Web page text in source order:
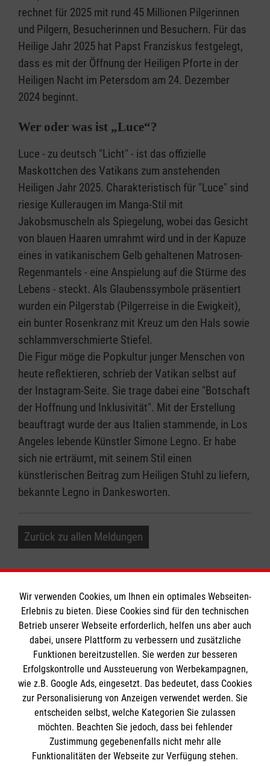
rechnet für 2025 mit rund 45 Millionen Pilgerinnen
und Pilgern, Besucherinnen und Besuchern. Für das
Heilige Jahr 2025 hat Papst Franziskus festgelegt,
dass es mit der Öffnung der Heiligen Pforte in der
Heiligen Nacht im Petersdom am 24. Dezember
2024 beginnt.
Wer oder was ist „Luce“?
Luce - zu deutsch "Licht" - ist das offizielle
Maskottchen des Vatikans zum anstehenden
Heiligen Jahr 2025. Charakteristisch für "Luce" sind
riesige Kulleraugen im Manga-Stil mit
Jakobsmuscheln als Spiegelung, wobei das Gesicht
von blauen Haaren umrahmt wird und in der Kapuze
eines in vatikanischem Gelb gehaltenen Matrosen-
Regenmantels - eine Anspielung auf die Stürme des
Lebens - steckt. Als Glaubenssymbole präsentiert
wurden ein Pilgerstab (Pilgerreise in die Ewigkeit),
ein bunter Rosenkranz mit Kreuz um den Hals sowie
schlammverschmierte Stiefel.
Die Figur möge die Popkultur junger Menschen von
heute reflektieren, schrieb der Vatikan selbst auf
der Instagram-Seite. Sie trage dabei eine "Botschaft
der Hoffnung und Inklusivität". Mit der Erstellung
beauftragt wurde der aus Italien stammende, in Los
Angeles lebende Künstler Simone Legno. Er habe
sich nie erträumt, mit seinem Stil einen
künstlerischen Beitrag zum Heiligen Stuhl zu liefern,
bekannte Legno in Dankesworten.
Zurück zu allen Meldungen
Informationen
Impressum
Datenschutz
Barrierefreiheit
Kontakt
Die Malteser
Malteser in Deutschland
Malteserorden
Spendenkonto
Wir verwenden Cookies, um Ihnen ein optimales Webseiten-
Erlebnis zu bieten. Diese Cookies sind für den technischen
Betrieb unserer Webseite erforderlich, helfen uns aber auch
dabei, unsere Plattform zu verbessern und zusätzliche
Funktionen bereitzustellen. Sie werden zur besseren
Erfolgskontrolle und Aussteuerung von Werbekampagnen,
wie z.B. Google Ads, eingesetzt. Das bedeutet, dass Cookies
zur Personalisierung von Anzeigen verwendet werden. Sie
entscheiden selbst, welche Kategorien Sie zulassen
möchten. Beachten Sie jedoch, dass bei fehlender
Zustimmung gegebenenfalls nicht mehr alle
Funktionalitäten der Webseite zur Verfügung stehen.